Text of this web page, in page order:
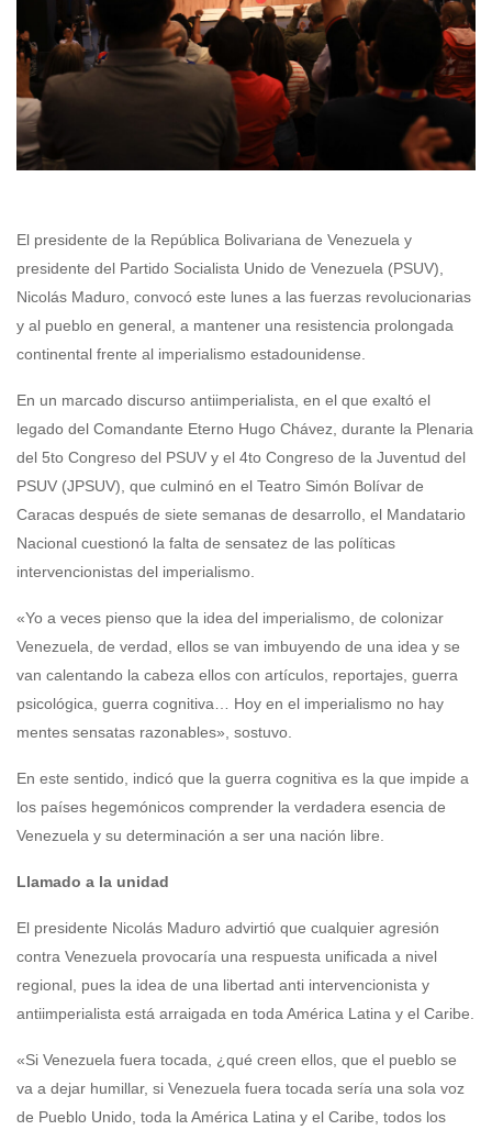
El presidente de la República Bolivariana de Venezuela y
presidente del Partido Socialista Unido de Venezuela (PSUV),
Nicolás Maduro, convocó este lunes a las fuerzas revolucionarias
y al pueblo en general, a mantener una resistencia prolongada
continental frente al imperialismo estadounidense.
En un marcado discurso antiimperialista, en el que exaltó el
legado del Comandante Eterno Hugo Chávez, durante la Plenaria
del 5to Congreso del PSUV y el 4to Congreso de la Juventud del
PSUV (JPSUV), que culminó en el Teatro Simón Bolívar de
Caracas después de siete semanas de desarrollo, el Mandatario
Nacional cuestionó la falta de sensatez de las políticas
intervencionistas del imperialismo.
«Yo a veces pienso que la idea del imperialismo, de colonizar
Venezuela, de verdad, ellos se van imbuyendo de una idea y se
van calentando la cabeza ellos con artículos, reportajes, guerra
psicológica, guerra cognitiva… Hoy en el imperialismo no hay
mentes sensatas razonables», sostuvo.
En este sentido, indicó que la guerra cognitiva es la que impide a
los países hegemónicos comprender la verdadera esencia de
Venezuela y su determinación a ser una nación libre.
Llamado a la unidad
El presidente Nicolás Maduro advirtió que cualquier agresión
contra Venezuela provocaría una respuesta unificada a nivel
regional, pues la idea de una libertad anti intervencionista y
antiimperialista está arraigada en toda América Latina y el Caribe.
«Si Venezuela fuera tocada, ¿qué creen ellos, que el pueblo se
va a dejar humillar, si Venezuela fuera tocada sería una sola voz
de Pueblo Unido, toda la América Latina y el Caribe, todos los